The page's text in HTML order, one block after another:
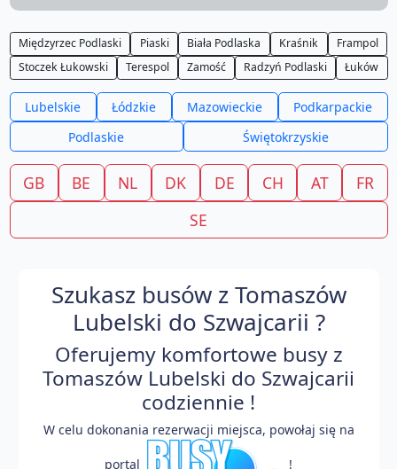
Międzyrzec Podlaski Piaski Biała Podlaska Kraśnik
Frampol
Stoczek Łukowski
Terespol Zamość Radzyń Podlaski Łuków
Lubelskie Łódzkie Mazowieckie
Podkarpackie
Podlaskie
Świętokrzyskie
GB BE NL DK DE CH AT
FR
SE
Szukasz busów z Tomaszów
Lubelski do Szwajcarii ?
Oferujemy komfortowe busy z
Tomaszów Lubelski do Szwajcarii
codziennie !
W celu dokonania rezerwacji miejsca, powołaj się na
portal !